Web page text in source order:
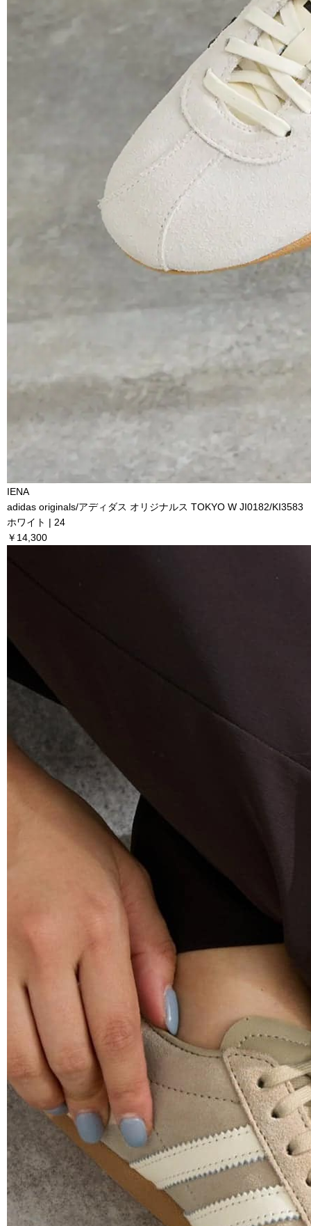
IENA
adidas originals/アディダス オリジナルス TOKYO W JI0182/KI3583
ホワイト | 24
￥14,300